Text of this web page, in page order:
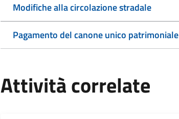
Modifiche alla circolazione stradale
Pagamento del canone unico patrimoniale
Attività correlate